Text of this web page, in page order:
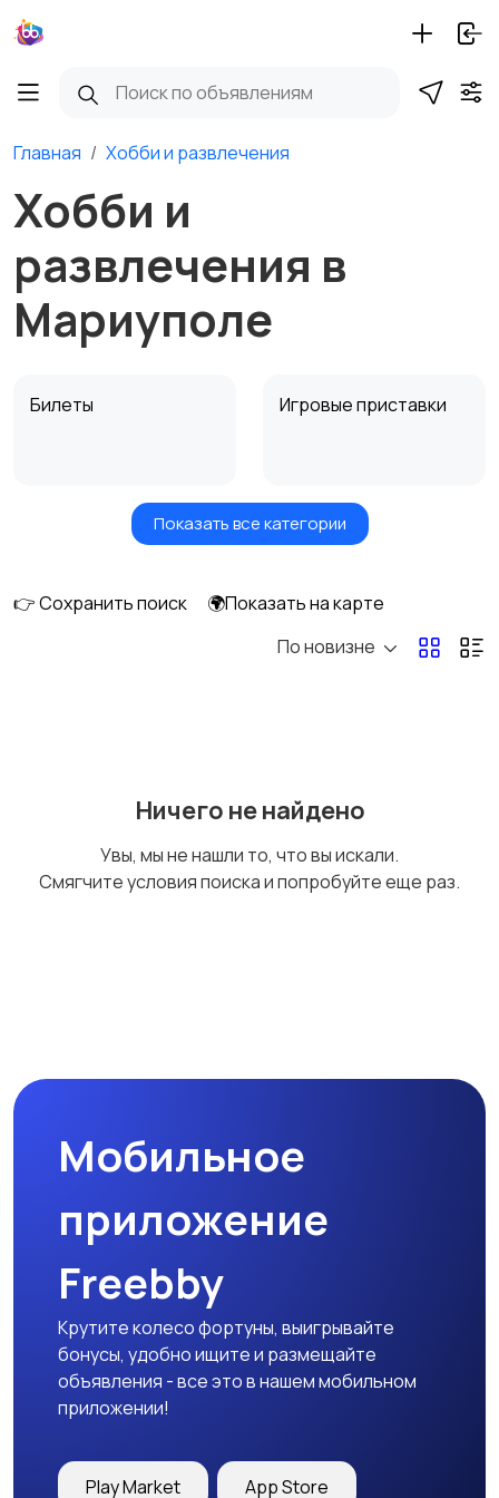
Главная Хобби и развлечения
Хобби и
развлечения в
Мариуполе
Билеты Игровые приставки
Игры для приставок и
Книги и журналы
Материалы для
инструменты
Показать все категории
👉 Сохранить поиск
🌍Показать на карте
По новизне
Ничего не найдено
Увы, мы не нашли то, что вы искали.
Смягчите условия поиска и попробуйте еще раз.
Мобильное
приложение
Freebby
Крутите колесо фортуны, выигрывайте
бонусы, удобно ищите и размещайте
объявления - все это в нашем мобильном
приложении!
Play Market App Store